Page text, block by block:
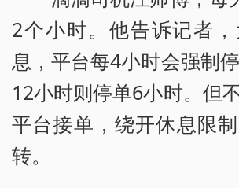
2个小时。他告诉记者
息，平台每4小时会强制
12小时则停单6小时。但
平台接单，绕开休息限
转。